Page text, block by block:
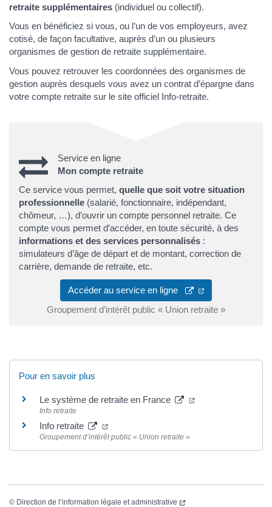
retraite supplémentaires (individuel ou collectif).
Vous en bénéficiez si vous, ou l’un de vos employeurs, avez
cotisé, de façon facultative, auprès d’un ou plusieurs
organismes de gestion de retraite supplémentaire.
Vous pouvez retrouver les coordonnées des organismes de
gestion auprès desquels vous avez un contrat d’épargne dans
votre compte retraite sur le site officiel Info-retraite.
Service en ligne
Mon compte retraite
Ce service vous permet, quelle que soit votre situation
professionnelle (salarié, fonctionnaire, indépendant,
chômeur, …), d’ouvrir un compte personnel retraite. Ce
compte vous permet d’accéder, en toute sécurité, à des
informations et des services personnalisés :
simulateurs d’âge de départ et de montant, correction de
carrière, demande de retraite, etc.
Accéder au service en ligne
Groupement d’intérêt public « Union retraite »
Pour en savoir plus
Le système de retraite en France
Info retraite
Info retraite
Groupement d’intérêt public « Union retraite »
© Direction de l’information légale et administrative